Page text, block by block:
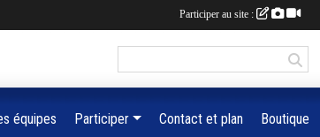
équipes Participer Contact et plan Boutique
Participer au site :